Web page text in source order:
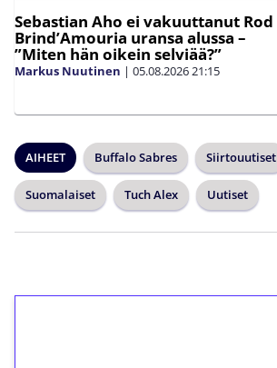
Sebastian Aho ei vakuuttanut Rod
Brind’Amouria uransa alussa –
”Miten hän oikein selviää?”
Markus Nuutinen | 05.08.202621:15
AIHEET Buffalo Sabres Siirtouutiset
Suomalaiset Tuch Alex Uutiset